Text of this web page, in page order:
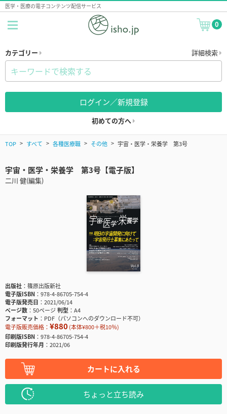
医学・医療の電子コンテンツ配信サービス
0
カテゴリー 詳細検索
ログイン／新規登録
初めての方へ
TOP すべて 各種医療職 その他 宇宙・医学・栄養学 第3号
宇宙・医学・栄養学 第3号【電子版】
二川 健(編集)
出版社
篠原出版新社
電子版ISBN
978-4-86705-754-4
電子版発売日
2021/06/14
ページ数
50ページ判型
A4
フォーマット
PDF（パソコンへのダウンロード不可）
電子版販売価格： ¥880(本体¥800＋税10％)
印刷版ISBN
978-4-86705-754-4
印刷版発行年月
2021/06
カートに入れる
ちょっと立ち読み